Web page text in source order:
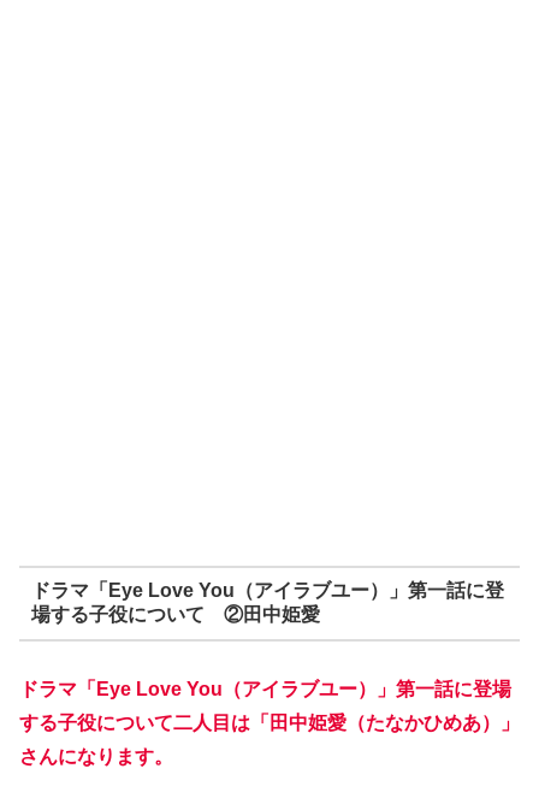
ドラマ「Eye Love You（アイラブユー）」第一話に登
場する子役について ②田中姫愛
ドラマ「Eye Love You（アイラブユー）」第一話に登場
する子役について二人目は「田中姫愛（たなかひめあ）」
さんになります。